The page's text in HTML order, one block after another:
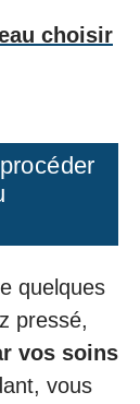
choisir
quelques
pressé,
vos soins
vous